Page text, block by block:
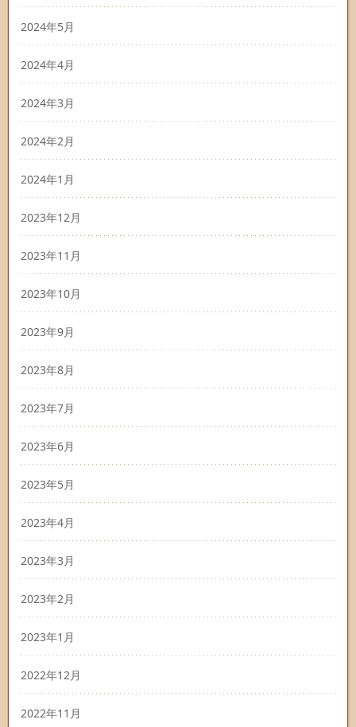
2024年5月
2024年4月
2024年3月
2024年2月
2024年1月
2023年12月
2023年11月
2023年10月
2023年9月
2023年8月
2023年7月
2023年6月
2023年5月
2023年4月
2023年3月
2023年2月
2023年1月
2022年12月
2022年11月